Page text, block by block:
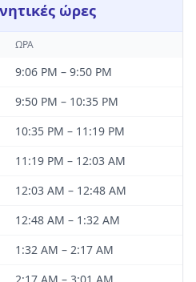
ώρες
ΏΡΑ
9:06 PM – 9:50 PM
9:50 PM – 10:35 PM
10:35 PM – 11:19 PM
11:19 PM – 12:03 AM
12:03 AM – 12:48 AM
12:48 AM – 1:32 AM
1:32 AM – 2:17 AM